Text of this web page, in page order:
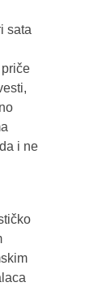
sata
i ne